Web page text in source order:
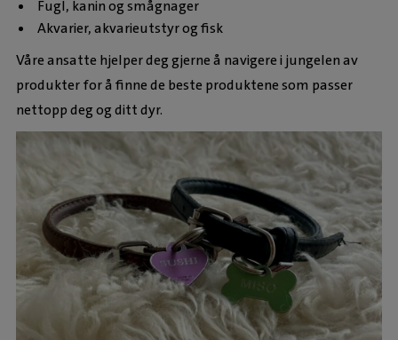
Fugl, kanin og smågnager
Akvarier, akvarieutstyr og fisk
Våre ansatte hjelper deg gjerne å navigere i jungelen av
produkter for å finne de beste produktene som passer
nettopp deg og ditt dyr.